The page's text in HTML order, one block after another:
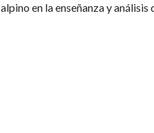
en la enseñanza y análisis